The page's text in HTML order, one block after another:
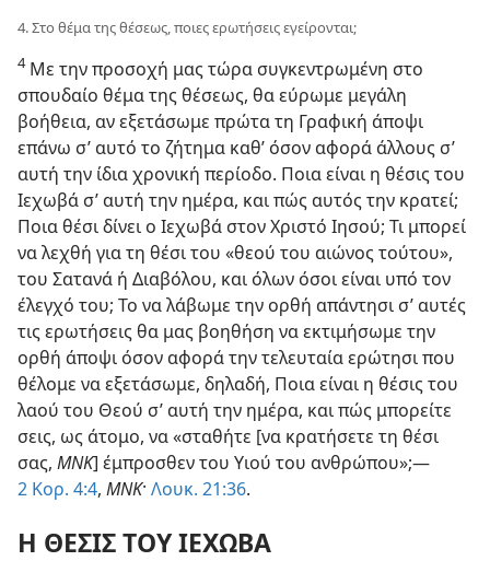
4. Στο θέμα της θέσεως, ποιες ερωτήσεις εγείρονται;
4Με την προσοχή μας τώρα συγκεντρωμένη στο
σπουδαίο θέμα της θέσεως, θα εύρωμε μεγάλη
βοήθεια, αν εξετάσωμε πρώτα τη Γραφική άποψι
επάνω σ’ αυτό το ζήτημα καθ’ όσον αφορά άλλους σ’
αυτή την ίδια χρονική περίοδο. Ποια είναι η θέσις του
Ιεχωβά σ’ αυτή την ημέρα, και πώς αυτός την κρατεί;
Ποια θέσι δίνει ο Ιεχωβά στον Χριστό Ιησού; Τι μπορεί
να λεχθή για τη θέσι του «θεού του αιώνος τούτου»,
του Σατανά ή Διαβόλου, και όλων όσοι είναι υπό τον
έλεγχό του; Το να λάβωμε την ορθή απάντησι σ’ αυτές
τις ερωτήσεις θα μας βοηθήση να εκτιμήσωμε την
ορθή άποψι όσον αφορά την τελευταία ερώτησι που
θέλομε να εξετάσωμε, δηλαδή, Ποια είναι η θέσις του
λαού του Θεού σ’ αυτή την ημέρα, και πώς μπορείτε
σεις, ως άτομο, να «σταθήτε [να κρατήσετε τη θέσι
σας, ΜΝΚ] έμπροσθεν του Υιού του ανθρώπου»;​—
2 Κορ. 4:4, ΜΝΚ· Λουκ. 21:36.
Η ΘΕΣΙΣ ΤΟΥ ΙΕΧΩΒΑ